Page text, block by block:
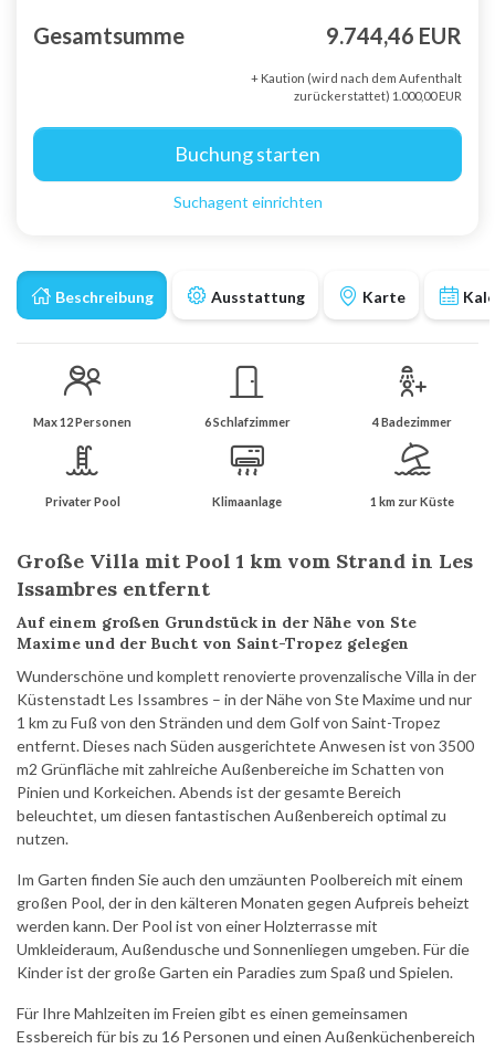
Beschreibung Ausstattung Karte
Max 12 Personen 6 Schlafzimmer 4 Badezimmer
Privater Pool Klimaanlage 1 km zur Küste
Große Villa mit Pool 1 km vom Strand in Les
Issambres entfernt
Auf einem großen Grundstück in der Nähe von Ste
Maxime und der Bucht von Saint-Tropez gelegen
Wunderschöne und komplett renovierte provenzalische Villa in der
Küstenstadt Les Issambres – in der Nähe von Ste Maxime und nur
1 km zu Fuß von den Stränden und dem Golf von Saint-Tropez
entfernt. Dieses nach Süden ausgerichtete Anwesen ist von 3500
m2 Grünfläche mit zahlreiche Außenbereiche im Schatten von
Pinien und Korkeichen. Abends ist der gesamte Bereich
beleuchtet, um diesen fantastischen Außenbereich optimal zu
nutzen.
Im Garten finden Sie auch den umzäunten Poolbereich mit einem
großen Pool, der in den kälteren Monaten gegen Aufpreis beheizt
werden kann. Der Pool ist von einer Holzterrasse mit
Umkleideraum, Außendusche und Sonnenliegen umgeben. Für die
Kinder ist der große Garten ein Paradies zum Spaß und Spielen.
Für Ihre Mahlzeiten im Freien gibt es einen gemeinsamen
Essbereich für bis zu 16 Personen und einen Außenküchenbereich
Gesamtsumme 9.744,46 EUR
+ Kaution (wird nach dem Aufenthalt
zurückerstattet) 1.000,00 EUR
Buchung starten
Suchagent einrichten